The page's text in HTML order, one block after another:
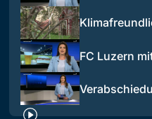
FC Luzern